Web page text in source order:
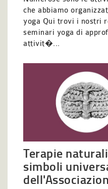
che abbiamo
yoga Qui trovi i nostri
seminari yoga di
attivit�...
Terapie
simboli